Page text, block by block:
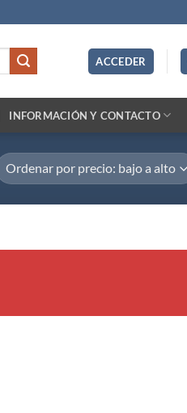
ACCEDER
INFORMACIÓN Y CONTACTO